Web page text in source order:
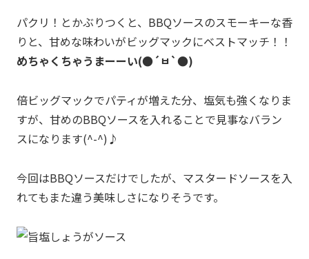
パクリ！とかぶりつくと、BBQソースのスモーキーな香
りと、甘めな味わいがビッグマックにベストマッチ！！
めちゃくちゃうまーーい(●´ㅂ`●)
倍ビッグマックでパティが増えた分、塩気も強くなりま
すが、甘めのBBQソースを入れることで見事なバラン
スになります(^-^)♪
今回はBBQソースだけでしたが、マスタードソースを入
れてもまた違う美味しさになりそうです。